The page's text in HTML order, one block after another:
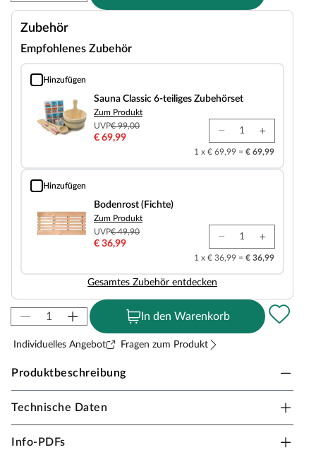
Zubehör
Empfohlenes Zubehör
Hinzufügen
Sauna Classic 6-teiliges Zubehörset
Sauna Classic 6-teiliges Zubehörset
Zum Produkt
UVP€ 99,00
€ 69,99
1 x € 69,99 = € 69,99
Hinzufügen
Bodenrost (Fichte)
Bodenrost (Fichte)
Zum Produkt
UVP€ 49,90
€ 36,99
1 x € 36,99 = € 36,99
Gesamtes Zubehör entdecken
In den Warenkorb
Individuelles Angebot Fragen zum Produkt
Produktbeschreibung
Sicherheitshinweise
Saunafässer, Kotas, Infrarotkabinen, Saunaöfen etc.)
Technische Daten
Info-PDFs